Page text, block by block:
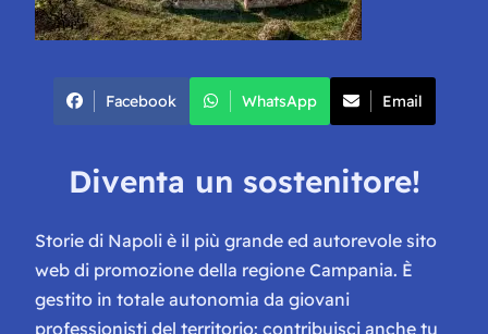
Facebook WhatsApp Email
Diventa un sostenitore!
Storie di Napoli è il più grande ed autorevole sito
web di promozione della regione Campania. È
gestito in totale autonomia da giovani
professionisti del territorio: contribuisci anche tu